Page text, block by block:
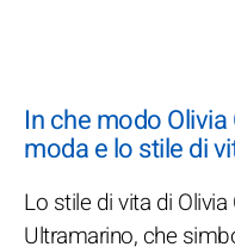
In che modo
moda e lo stile di
Lo stile di vita di
Ultramarino, che